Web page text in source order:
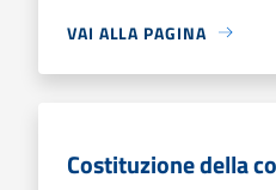
VAI ALLA PAGINA
Costituzione della